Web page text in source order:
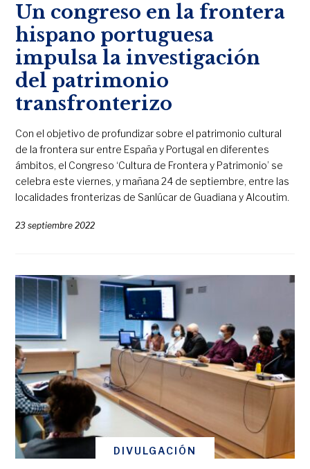
Un congreso en la frontera
hispano portuguesa
impulsa la investigación
del patrimonio
transfronterizo
Con el objetivo de profundizar sobre el patrimonio cultural
de la frontera sur entre España y Portugal en diferentes
ámbitos, el Congreso ‘Cultura de Frontera y Patrimonio’ se
celebra este viernes, y mañana 24 de septiembre, entre las
localidades fronterizas de Sanlúcar de Guadiana y Alcoutim.
23 septiembre 2022
DIVULGACIÓN